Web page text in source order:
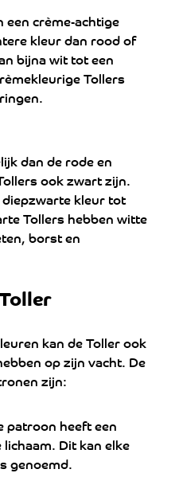
crème-achtige
kleur dan rood of
bijna wit tot een
Tollers
dan de rode en
ook zwart zijn.
kleur tot
Tollers hebben witte
borst en
kan de Toller ook
op zijn vacht. De
zijn:
patroon heeft een
Dit kan elke
genoemd.